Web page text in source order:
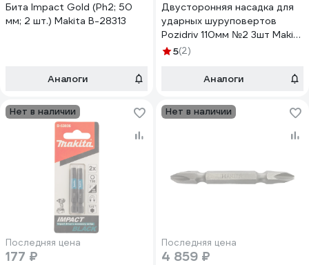
Бита Impact Gold (Рh2; 50
мм; 2 шт.) Makita B-28313
Аналоги
Двусторонняя насадка для
ударных шуруповертов
Pozidriv 110мм №2 3шт Makita
B-21939
5(2)
Аналоги
Нет в наличии
Последняя цена
177 ₽
Нет в наличии
Последняя цена
4 859 ₽